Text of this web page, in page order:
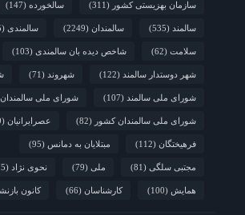
سازمان بهزیستی کشور (311) سالخورده (147)
سالمند (535) سالمندان (2249) سالمندی (715)
سلامت (62) شاخص دیده بان سالمندی (103)
شهر دوستدار سالمند (122) شهروند (71)
شورای ملی سالمند (107) شورای ملی سالمندان
شورای ملی سالمندان کشور (82) عصرایرانیان (69)
فرهیختگان (112) مبتلایان به دمانس (95)
مجتبی سلگی (81) ملی (79) نحوی نژاد (75)
همایش (100) کارشناسان (66) کانون